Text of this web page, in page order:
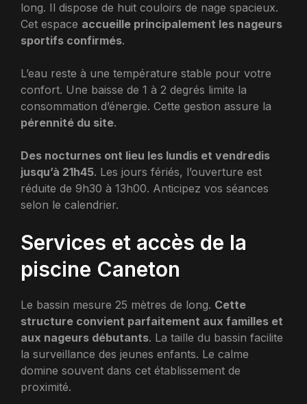
long. Il dispose de huit couloirs de nage spacieux.
Cet espace accueille principalement les nageurs
sportifs confirmés.
L’eau reste à une température stable pour votre
confort. Une baisse de 1 à 2 degrés limite la
consommation d’énergie. Cette gestion assure la
pérennité du site.
Des nocturnes ont lieu les lundis et vendredis
jusqu’à 21h45. Les jours fériés, l’ouverture est
réduite de 9h30 à 13h00. Anticipez vos séances
selon le calendrier.
Services et accès de la
piscine Caneton
Le bassin mesure 25 mètres de long. Cette
structure convient parfaitement aux familles et
aux nageurs débutants. La taille du bassin facilite
la surveillance des jeunes enfants. Le calme
domine souvent dans cet établissement de
proximité.